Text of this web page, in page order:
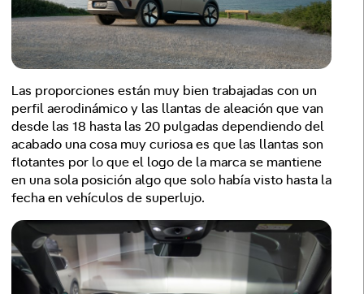
Las proporciones están muy bien trabajadas con un
perfil aerodinámico y las llantas de aleación que van
desde las 18 hasta las 20 pulgadas dependiendo del
acabado una cosa muy curiosa es que las llantas son
flotantes por lo que el logo de la marca se mantiene
en una sola posición algo que solo había visto hasta la
fecha en vehículos de superlujo.